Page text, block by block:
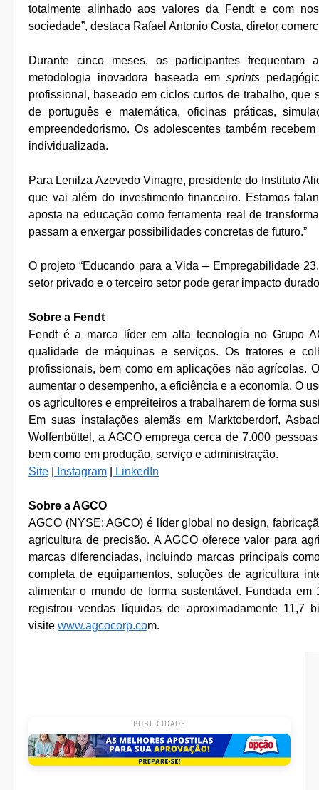
totalmente alinhado aos valores da Fendt e com
sociedade”, destaca Rafael Antonio Costa, diretor
Durante cinco meses, os participantes frequentam
metodologia inovadora baseada emsprints
profissional, baseado em ciclos curtos de trabalho,
de português e matemática, oficinas práticas,
empreendedorismo. Os adolescentes também
individualizada.
Para Lenilza Azevedo Vinagre, presidente do Instituto
que vai além do investimento financeiro. Estamos
aposta na educação como ferramenta real de
passam a enxergar possibilidades concretas de futuro.”
O projeto “Educando para a Vida – Empregabilidade
setor privado e o terceiro setor pode gerar impacto
Sobre a Fendt
Fendt é a marca líder em alta tecnologia no Grupo
qualidade de máquinas e serviços. Os tratores e
profissionais, bem como em aplicações não agrícolas.
aumentar o desempenho, a eficiência e a economia. O
os agricultores e empreiteiros a trabalharem de forma
Em suas instalações alemãs em Marktoberdorf,
Wolfenbüttel, a AGCO emprega cerca de 7.000
bem como em produção, serviço e administração.
Site
Instagram LinkedIn
Sobre a AGCO
AGCO (NYSE: AGCO) é líder global no design,
agricultura de precisão. A AGCO oferece valor para
marcas diferenciadas, incluindo marcas principais
completa de equipamentos, soluções de agricultura
alimentar o mundo de forma sustentável. Fundada
registrou vendas líquidas de aproximadamente 11,7
visite www.agcocorp.com.
PUBLICIDADE